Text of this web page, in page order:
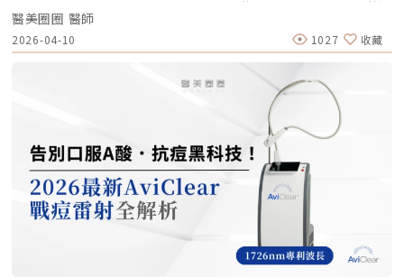
這是一個關鍵的鞏固點，能延續細胞的再生信號，讓拉皮效果更具層次感。
維持期： 經過這 3 次完整的週期療程後，肌膚的緊緻度與細緻質感通常可
以維持九個月左右的時間。2.術後照護：輕盈無負擔的修復由於 Profhilo
是極高純度的玻尿酸且不含化學交聯劑，術後反應極輕。只需在 24 小時內
避免劇烈運動與高溫環境（如溫泉、蒸氣室、高溫瑜伽），其餘日常生活、
上妝均不受影響，非常適合行程滿檔的都會女性。結語：美，是找回妳原本
的自然光采抗老不應該是「加法」，而是「還原」。Profhilo 逆時針的哲
學與辰美學的理念不謀而合：我們不希望客戶變得不像自己，我們希望妳在
未來的日子裡，依然保有那份緊緻、透亮的彈力美感。妳不需要厚重的粉底
來遮蓋疲態，因為最美的底妝，就是妳健康的真皮層。如果妳也想體驗這種
「由內而外」的重塑感，歡迎來到辰美學，讓我們為妳量身定制專屬的逆齡
處方箋。「詳細內容請詳見辰美學官網」
remodeling)， 刺激膠原蛋白和彈力蛋白再生，從根本改善膚質 「填充」
和「支撐」， 用於填補凹陷、雕塑輪廓 成分組成 專利技術結合高低分子玻
尿酸， 64mg/2ml 高濃度，無交聯劑 玻尿酸會添加交聯劑，以增加黏度和
支撐力， 能維持體積不被快速分解 作用機制 注射後會均勻擴散至皮膚深
視個人體質、代謝與保養習慣而異） 約6～18個月 （因品牌、分子大小及
個人體質而異） 值得一提的是，它不像音波拉提需要靠機器操作、產生熱
能導致術後紅腫，也不會像玻尿酸填充容易造成過度膨脹的人工感，而是像
「智慧型保養」，漸進式修復你的肌膚底層架構。哪些人適合做璞菲洛？
Profhilo不僅適合輕熟女族群，也非常適合希望改善整體膚況、延緩老化的
人。尤其推薦給以下族群： 面臨初老症狀者： 臉部、頸部或手部出現細
紋、輕微鬆弛，以及肌膚彈性下降、缺乏緊實感的人。 膚質困擾者： 肌膚
乾燥、毛孔粗大、膚色不均或膚質粗糙，希望透過深層保濕來全面提升膚況
的人。 追求自然效果者： 不希望外觀有大幅度改變，只想透過自然、漸進
的方式讓自己看起來更年輕、更有氣色。 對其他療程敏感者： 曾對雷射、
能量儀器等療程反應較大，或希望尋找一種低風險、低修復期的保養方式。
上的音波儀器琳瑯滿目。但每當病患詢問我最信任哪一台儀器時，我的首選
始終是 Ultherapy 美國音波。而在 2026 年的現在，隨著 Ultherapy
Prime（美音二代） 的問世，醫美界正式進入了「精準醫療」的新紀元。這
篇文章，我將以專業醫師的角度，深度拆解為什麼美音二代會成為我臨床治
療的核心，以及它如何重新定義抗老的黃金標準。一、 為什麼「看得到」
跟病患分享一個觀念：音波拉提不是「能量越強越好」，而是「能量要打在
對的地方」。每個人的皮膚厚度、皮下脂肪分布、筋膜層（SMAS）的深
度，甚至是神經血管的走勢都完全不同。即便是在同一個人的臉上，左側與
右側的組織密度也存在差異。傳統的音波療程多半屬於「盲打」，醫師只能
憑藉經驗去推測深度，這就像是在迷霧中航行，風險與不穩定性自然較高。
1.1 精準醫療的「透視眼」最新的Ultherapy Prime 美國音波二代搭載了升
級版 DeepSEE® 即時影像技術。在施打的每一條能量時，我都能透過 2X 高
清螢幕清晰地看見病患當下的組織層級。這意味著： 避開神經與骨頭：大
幅降低因能量落點錯誤導致的劇痛或副作用。 精準鎖定 SMAS 筋膜層：確
保每一發熱凝結點都精確落在支撐輪廓的關鍵地基上。 即時監控探頭貼合
度：防止因貼合不全導致的表皮燙傷。二、 三種鬆弛型態：妳需要的是
「拉提」還是「緊緻」？很多客人到診間會直接說：「我要打音波。」但我
通常會先進行細緻的觸診與影像觀察，因為「鬆弛」其實分為不同層次。如
果診斷錯誤，治療效果就會大打折扣。我將臉部老化歸納為三種主要型態，
並給予不同的客製化建議：2.1 筋膜鬆弛型（結構下垂）這是最適合美國音
醫美圈圈 醫師
2026-04-10 1027 收藏